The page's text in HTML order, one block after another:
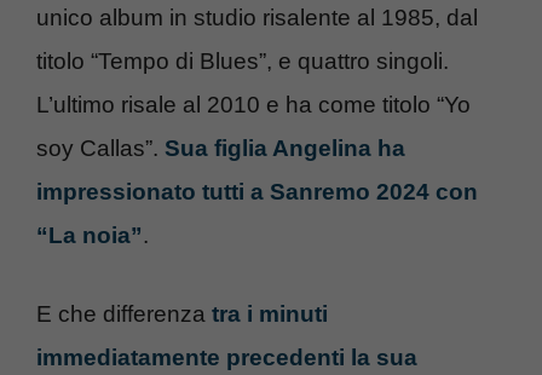
unico album in studio risalente al 1985, dal
titolo “Tempo di Blues”, e quattro singoli.
L’ultimo risale al 2010 e ha come titolo “Yo
soy Callas”. Sua figlia Angelina ha
impressionato tutti a Sanremo 2024 con
“La noia”.
E che differenza tra i minuti
immediatamente precedenti la sua